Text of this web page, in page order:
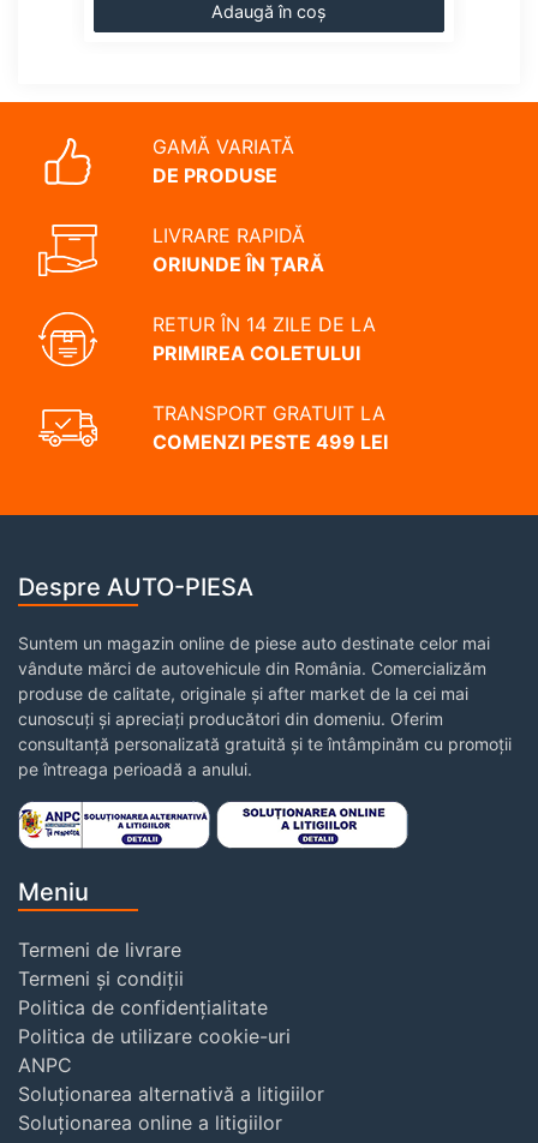
Adaugă în coș
GAMĂ VARIATĂ
DE PRODUSE
LIVRARE RAPIDĂ
ORIUNDE ÎN ȚARĂ
RETUR ÎN 14 ZILE DE LA
PRIMIREA COLETULUI
TRANSPORT GRATUIT LA
COMENZI PESTE 499 LEI
Despre AUTO-PIESA
Suntem un magazin online de piese auto destinate celor mai
vândute mărci de autovehicule din România. Comercializăm
produse de calitate, originale și after market de la cei mai
cunoscuți și apreciați producători din domeniu. Oferim
consultanță personalizată gratuită și te întâmpinăm cu promoții
pe întreaga perioadă a anului.
Meniu
Termeni de livrare
Termeni și condiții
Politica de confidențialitate
Politica de utilizare cookie-uri
ANPC
Soluționarea alternativă a litigiilor
Soluționarea online a litigiilor